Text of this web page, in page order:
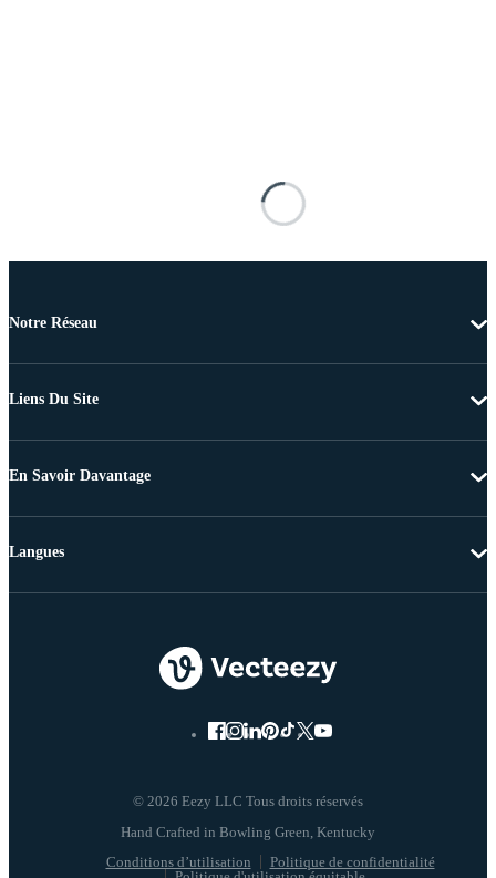
Notre Réseau
Liens Du Site
En Savoir Davantage
© 2026 Eezy LLC Tous droits réservés
Conditions d’utilisation
Politique de confidentialité
Langues